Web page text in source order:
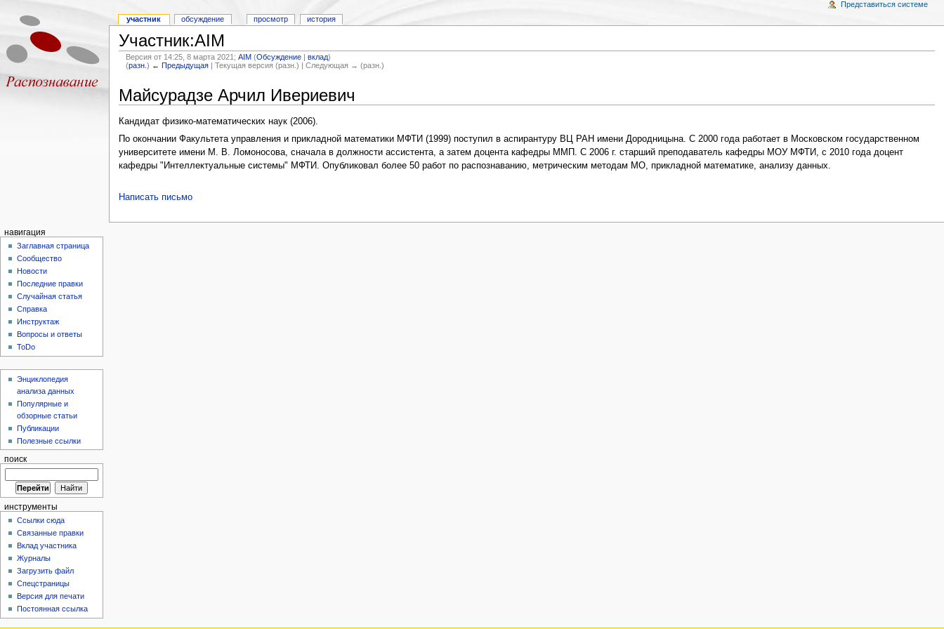
Участник:AIM
Версия от 14:25, 8 марта 2021;AIM (Обсуждение |вклад)
(разн.) ← Предыдущая | Текущая версия (разн.) | Следующая → (разн.)
Майсурадзе Арчил Ивериевич
Кандидат физико-математических наук (2006).
По окончании Факультета управления и прикладной математики МФТИ (1999) поступил в аспирантуру ВЦ РАН имени Дородницына. С 2000 года работает в Московском государственном
университете имени М. В. Ломоносова, сначала в должности ассистента, а затем доцента кафедры ММП. С 2006 г. старший преподаватель кафедры МОУ МФТИ, с 2010 года доцент
кафедры "Интеллектуальные системы" МФТИ. Опубликовал более 50 работ по распознаванию, метрическим методам МО, прикладной математике, анализу данных.
Написать письмо
участник обсуждение просмотр история
Представиться системе
навигация
Заглавная страница
Сообщество
Новости
Последние правки
Случайная статья
Справка
Инструктаж
Вопросы и ответы
ToDo
Энциклопедия
анализа данных
Популярные и
обзорные статьи
Публикации
Полезные ссылки
поиск
инструменты
Ссылки сюда
Связанные правки
Вклад участника
Журналы
Загрузить файл
Спецстраницы
Версия для печати
Постоянная ссылка